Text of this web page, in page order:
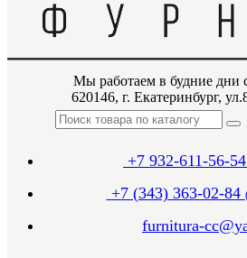
Мы работаем в будние дни
620146, г. Екатеринбург,
+7 932-611-56-54
+7 (343) 363-02-84
furnitura-